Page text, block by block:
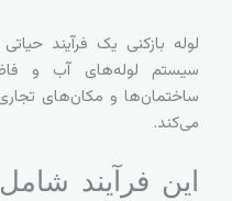
لوله بازکنی یک فرآیند
سیستم لوله‌های آب و
ساختمان‌ها و مکان‌های
می‌کند.
این فرآیند